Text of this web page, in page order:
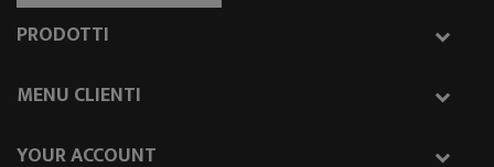
PRODOTTI
MENU CLIENTI
YOUR ACCOUNT